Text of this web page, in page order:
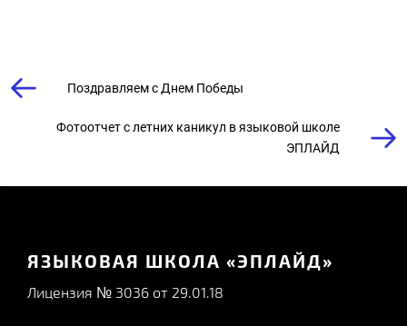
Поздравляем с Днем Победы
Фотоотчет с летних каникул в языковой школе
ЭПЛАЙД
ЯЗЫКОВАЯ ШКОЛА «ЭПЛАЙД»
Лицензия № 3036 от 29.01.18